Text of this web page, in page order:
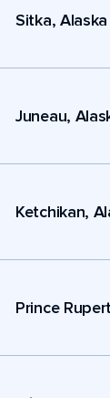
Sitka, Alaska
Juneau,
Ketchikan,
Prince